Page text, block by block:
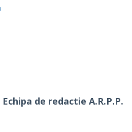
Echipa de redactie A.R.P.P.